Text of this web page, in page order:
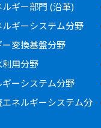
ギー部門 (沿革)
ギーシステム分野
変換基盤分野
用分野
ーシステム分野
ネルギーシステム分